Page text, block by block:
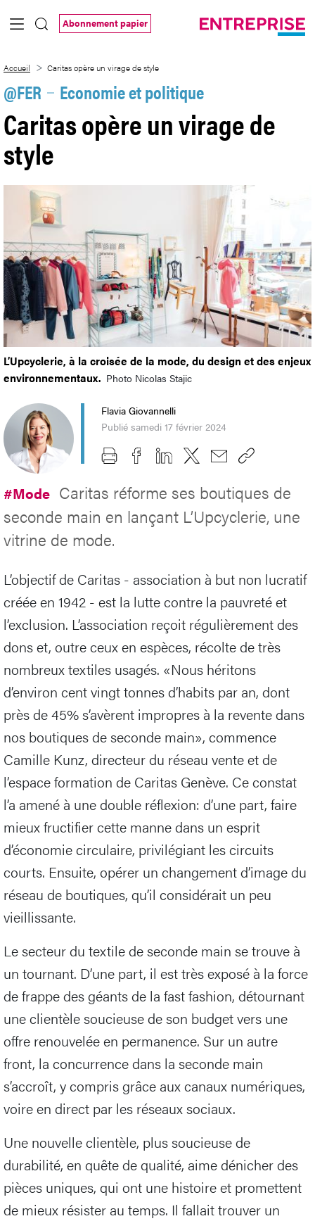
Saut au contenu principal
Abonnement papier
Accueil Caritas opère un virage de style
@FER Economie et politique
Caritas opère un virage de
style
L’Upcyclerie, à la croisée de la mode, du design et des enjeux
environnementaux. Photo Nicolas Stajic
Flavia Giovannelli
Publié samedi 17 février 2024
#Mode Caritas réforme ses boutiques de
seconde main en lançant L’Upcyclerie, une
vitrine de mode.
L’objectif de Caritas - association à but non lucratif
créée en 1942 - est la lutte contre la pauvreté et
l’exclusion. L’association reçoit régulièrement des
dons et, outre ceux en espèces, récolte de très
nombreux textiles usagés. «Nous héritons
d’environ cent vingt tonnes d’habits par an, dont
près de 45% s’avèrent impropres à la revente dans
nos boutiques de seconde main», commence
Camille Kunz, directeur du réseau vente et de
l’espace formation de Caritas Genève. Ce constat
l’a amené à une double réflexion: d’une part, faire
mieux fructifier cette manne dans un esprit
d’économie circulaire, privilégiant les circuits
courts. Ensuite, opérer un changement d’image du
réseau de boutiques, qu’il considérait un peu
vieillissante.
Le secteur du textile de seconde main se trouve à
un tournant. D’une part, il est très exposé à la force
de frappe des géants de la fast fashion, détournant
une clientèle soucieuse de son budget vers une
offre renouvelée en permanence. Sur un autre
front, la concurrence dans la seconde main
s’accroît, y compris grâce aux canaux numériques,
voire en direct par les réseaux sociaux.
Une nouvelle clientèle, plus soucieuse de
durabilité, en quête de qualité, aime dénicher des
pièces uniques, qui ont une histoire et promettent
de mieux résister au temps. Il fallait trouver un